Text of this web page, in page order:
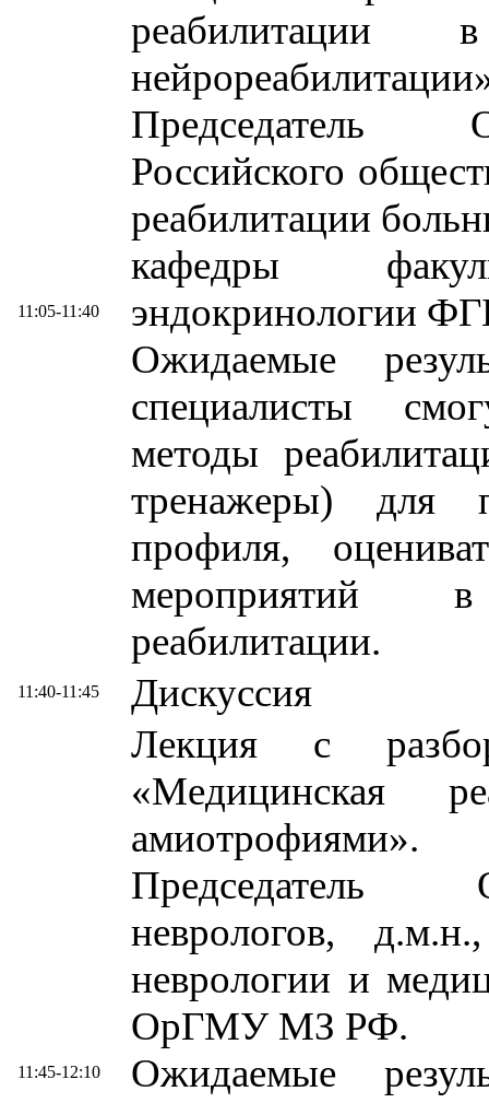
11:05-11:40
реабилитации
Председатель
Российского
реабилитации
кафедры
эндокринологии
Ожидаемые
специалисты
методы
тренажеры) для
профиля,
мероприятий
реабилитации.
11:40-11:45 Дискуссия
11:45-12:10
Лекция с
«Медицинская
Председатель
неврологов,
неврологии и
ОрГМУ МЗ РФ.
Ожидаемые